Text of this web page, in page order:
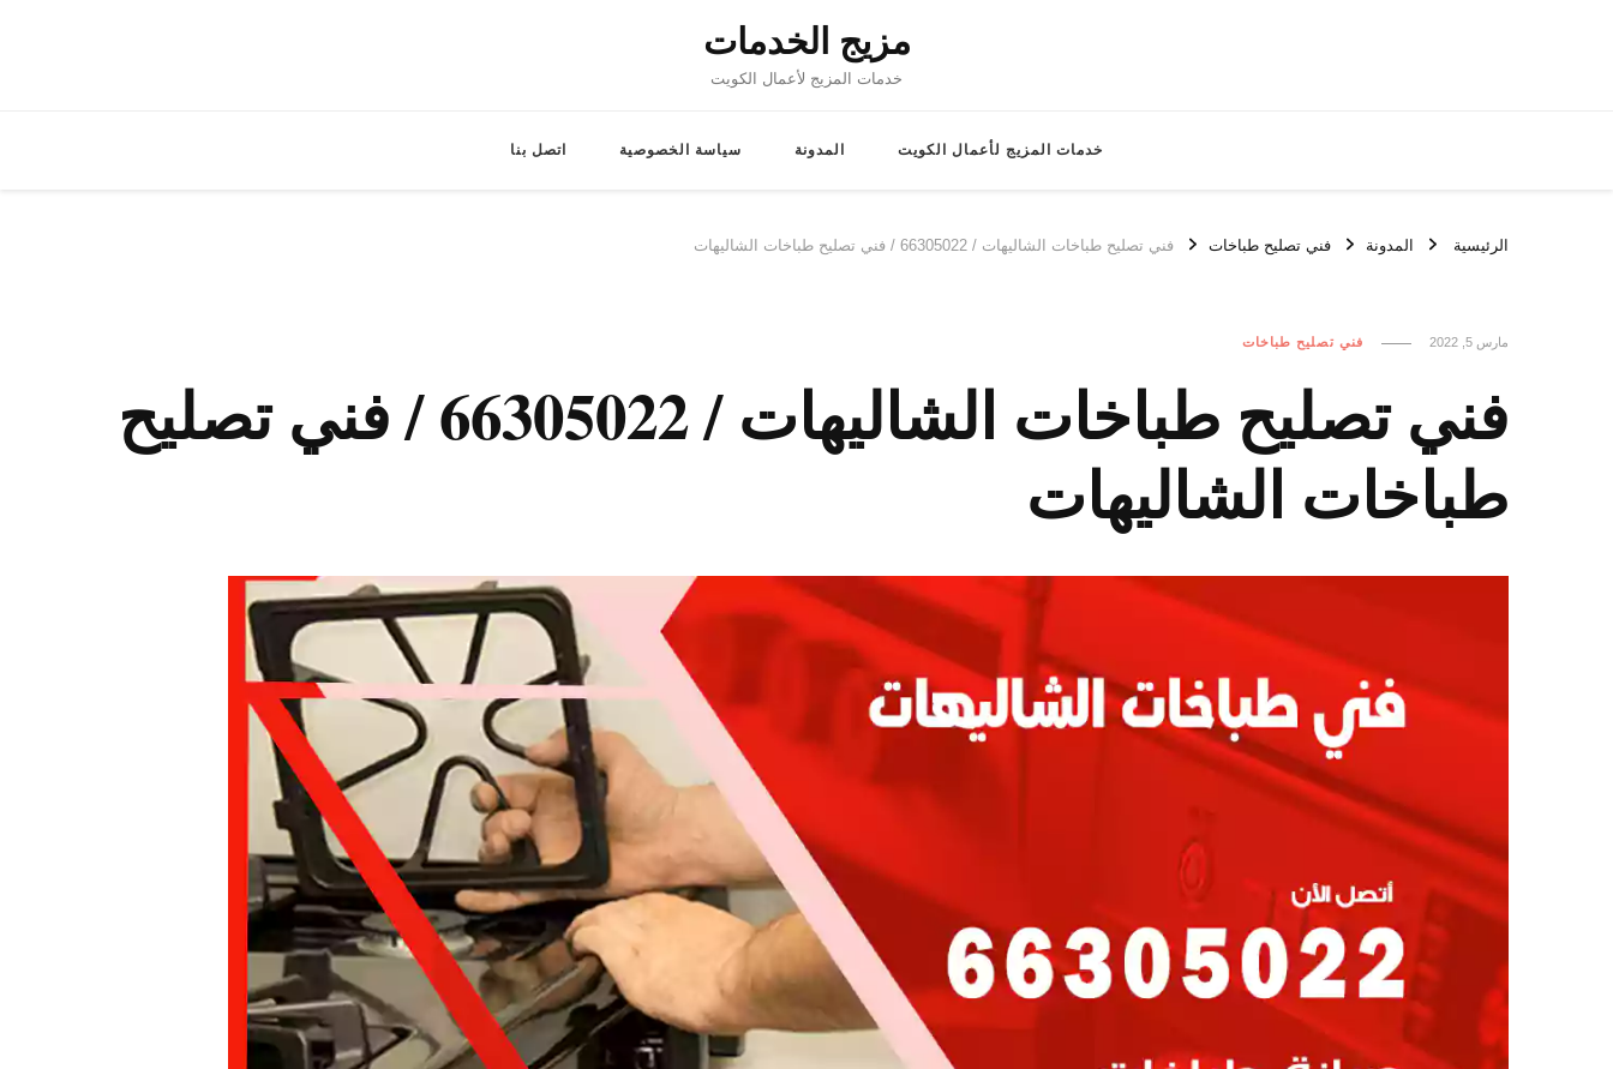
مزيج الخدمات
خدمات المزيج لأعمال الكويت
خدمات المزيج لأعمال الكويت المدونة سياسة الخصوصية اتصل بنا
الرئيسية المدونة فني تصليح طباخات فني تصليح طباخات الشاليهات / 66305022 / فني تصليح طباخات الشاليهات
مارس 5, 2022 فني تصليح طباخات
فني تصليح طباخات الشاليهات / 66305022 / فني تصليح
طباخات الشاليهات